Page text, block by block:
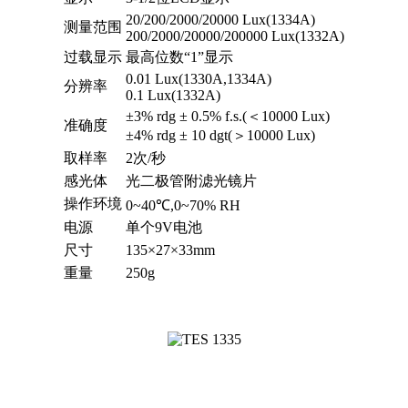
测量范围 20/200/2000/20000 Lux(1334A)
200/2000/20000/200000 Lux(1332A)
过载显示 最高位数“1”显示
分辨率
0.01 Lux(1330A,1334A)
0.1 Lux(1332A)
准确度
±3% rdg ± 0.5% f.s.(＜10000 Lux)
±4% rdg ± 10 dgt(＞10000 Lux)
取样率
2次/秒
感光体
光二极管附滤光镜片
操作环境 0~40℃,0~70% RH
电源
单个9V电池
尺寸
135×27×33mm
重量
250g